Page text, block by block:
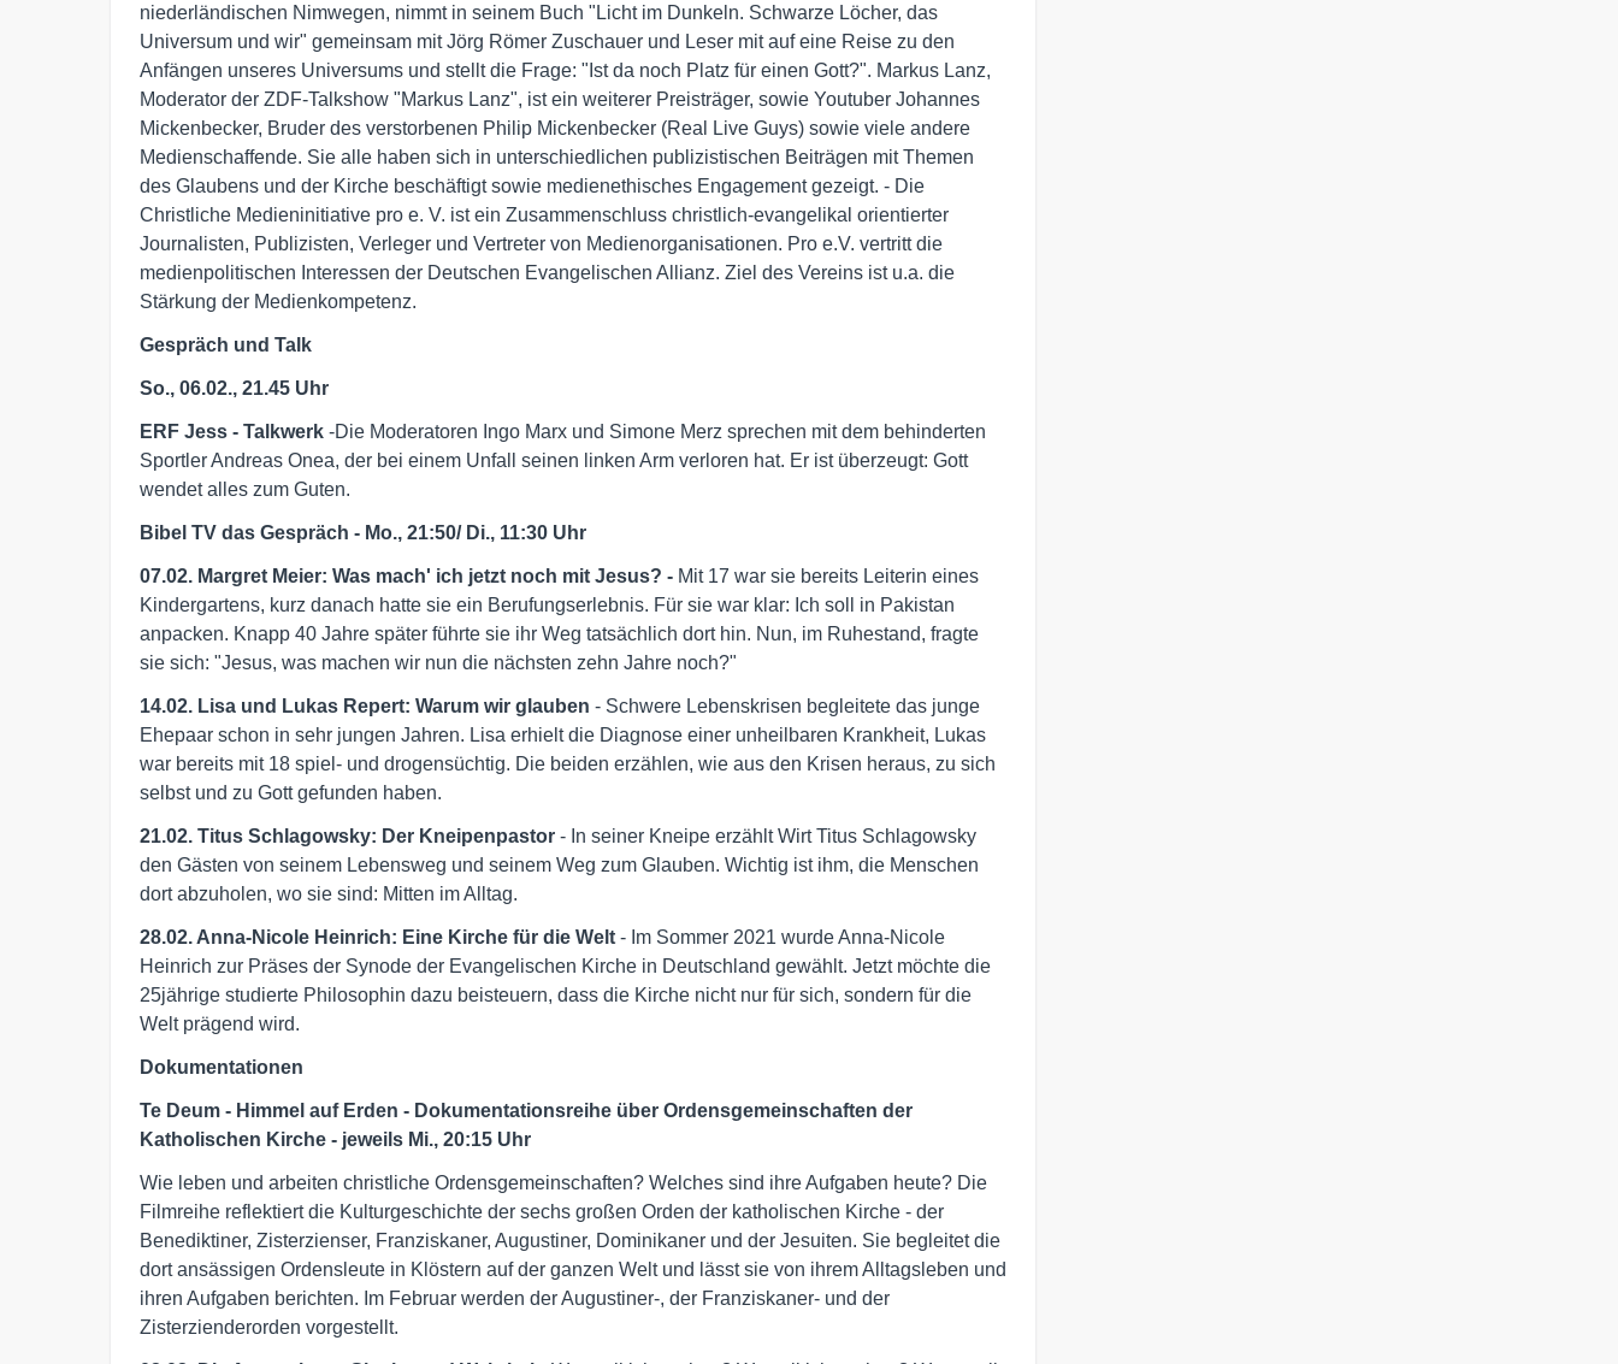
niederländischen Nimwegen, nimmt in seinem Buch "Licht im Dunkeln. Schwarze Löcher, das
Universum und wir" gemeinsam mit Jörg Römer Zuschauer und Leser mit auf eine Reise zu den
Anfängen unseres Universums und stellt die Frage: "Ist da noch Platz für einen Gott?". Markus Lanz,
Moderator der ZDF-Talkshow "Markus Lanz", ist ein weiterer Preisträger, sowie Youtuber Johannes
Mickenbecker, Bruder des verstorbenen Philip Mickenbecker (Real Live Guys) sowie viele andere
Medienschaffende. Sie alle haben sich in unterschiedlichen publizistischen Beiträgen mit Themen
des Glaubens und der Kirche beschäftigt sowie medienethisches Engagement gezeigt. - Die
Christliche Medieninitiative pro e. V. ist ein Zusammenschluss christlich-evangelikal orientierter
Journalisten, Publizisten, Verleger und Vertreter von Medienorganisationen. Pro e.V. vertritt die
medienpolitischen Interessen der Deutschen Evangelischen Allianz. Ziel des Vereins ist u.a. die
Stärkung der Medienkompetenz.
Gespräch und Talk
So., 06.02., 21.45 Uhr
ERF Jess - Talkwerk -Die Moderatoren Ingo Marx und Simone Merz sprechen mit dem behinderten
Sportler Andreas Onea, der bei einem Unfall seinen linken Arm verloren hat. Er ist überzeugt: Gott
wendet alles zum Guten.
Bibel TV das Gespräch - Mo., 21:50/ Di., 11:30 Uhr
07.02. Margret Meier: Was mach' ich jetzt noch mit Jesus? - Mit 17 war sie bereits Leiterin eines
Kindergartens, kurz danach hatte sie ein Berufungserlebnis. Für sie war klar: Ich soll in Pakistan
anpacken. Knapp 40 Jahre später führte sie ihr Weg tatsächlich dort hin. Nun, im Ruhestand, fragte
sie sich: "Jesus, was machen wir nun die nächsten zehn Jahre noch?"
14.02. Lisa und Lukas Repert: Warum wir glauben - Schwere Lebenskrisen begleitete das junge
Ehepaar schon in sehr jungen Jahren. Lisa erhielt die Diagnose einer unheilbaren Krankheit, Lukas
war bereits mit 18 spiel- und drogensüchtig. Die beiden erzählen, wie aus den Krisen heraus, zu sich
selbst und zu Gott gefunden haben.
21.02. Titus Schlagowsky: Der Kneipenpastor - In seiner Kneipe erzählt Wirt Titus Schlagowsky
den Gästen von seinem Lebensweg und seinem Weg zum Glauben. Wichtig ist ihm, die Menschen
dort abzuholen, wo sie sind: Mitten im Alltag.
28.02. Anna-Nicole Heinrich: Eine Kirche für die Welt - Im Sommer 2021 wurde Anna-Nicole
Heinrich zur Präses der Synode der Evangelischen Kirche in Deutschland gewählt. Jetzt möchte die
25jährige studierte Philosophin dazu beisteuern, dass die Kirche nicht nur für sich, sondern für die
Welt prägend wird.
Dokumentationen
Te Deum - Himmel auf Erden - Dokumentationsreihe über Ordensgemeinschaften der
Katholischen Kirche - jeweils Mi., 20:15 Uhr
Wie leben und arbeiten christliche Ordensgemeinschaften? Welches sind ihre Aufgaben heute? Die
Filmreihe reflektiert die Kulturgeschichte der sechs großen Orden der katholischen Kirche - der
Benediktiner, Zisterzienser, Franziskaner, Augustiner, Dominikaner und der Jesuiten. Sie begleitet die
dort ansässigen Ordensleute in Klöstern auf der ganzen Welt und lässt sie von ihrem Alltagsleben und
ihren Aufgaben berichten. Im Februar werden der Augustiner-, der Franziskaner- und der
Zisterzienderorden vorgestellt.